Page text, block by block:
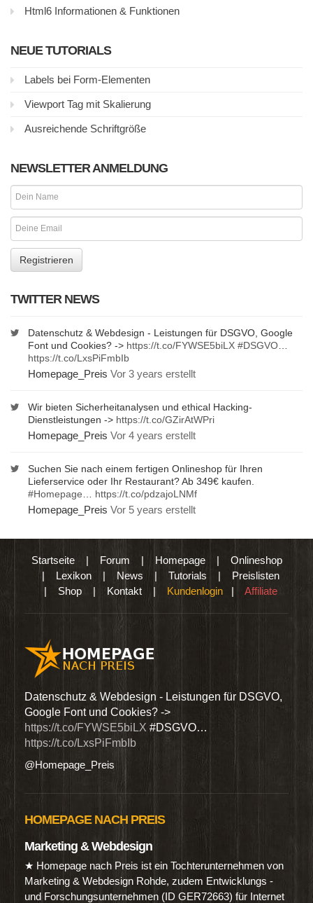
Html6 Informationen & Funktionen
NEUE TUTORIALS
Labels bei Form-Elementen
Viewport Tag mit Skalierung
Ausreichende Schriftgröße
NEWSLETTER ANMELDUNG
TWITTER NEWS
Datenschutz & Webdesign - Leistungen für DSGVO, Google
Font und Cookies? -> https://t.co/FYWSE5biLX #DSGVO
https://t.co/LxsPiFmbIb
Homepage_Preis Vor 3 years erstellt
Wir bieten Sicherheitanalysen und ethical Hacking-
Dienstleistungen -> https://t.co/GZirAtWPri
Homepage_Preis Vor 4 years erstellt
Suchen Sie nach einem fertigen Onlineshop für Ihren
Lieferservice oder Ihr Restaurant? Ab 349€ kaufen.
#Homepage
https://t.co/pdzajoLNMf
Homepage_Preis Vor 5 years erstellt
Startseite| Forum | Homepage| Onlineshop
| Lexikon | News | Tutorials | Preislisten
| Shop | Kontakt | Kundenlogin | Affiliate
Datenschutz & Webdesign - Leistungen für DSGVO,
Google Font und Cookies? ->
https://t.co/FYWSE5biLX #DSGVO…
https://t.co/LxsPiFmbIb
@Homepage_Preis
HOMEPAGE NACH PREIS
Marketing & Webdesign
★ Homepage nach Preis ist ein Tochterunternehmen von
Marketing & Webdesign Rohde, zudem Entwicklungs -
und Forschungsunternehmen (ID GER72663) für Internet